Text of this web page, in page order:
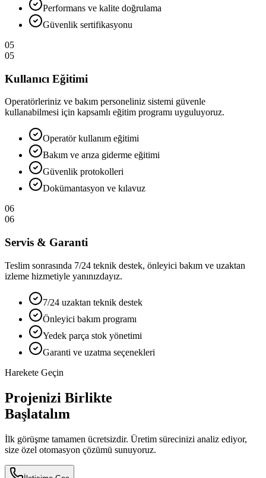
Performans ve kalite doğrulama
Güvenlik sertifikasyonu
05
05
Kullanıcı Eğitimi
Operatörleriniz ve bakım personeliniz sistemi güvenle
kullanabilmesi için kapsamlı eğitim programı uyguluyoruz.
Operatör kullanım eğitimi
Bakım ve arıza giderme eğitimi
Güvenlik protokolleri
Dokümantasyon ve kılavuz
06
06
Servis & Garanti
Teslim sonrasında 7/24 teknik destek, önleyici bakım ve uzaktan
izleme hizmetiyle yanınızdayız.
7/24 uzaktan teknik destek
Önleyici bakım programı
Yedek parça stok yönetimi
Garanti ve uzatma seçenekleri
Harekete Geçin
Projenizi Birlikte
Başlatalım
İlk görüşme tamamen ücretsizdir. Üretim sürecinizi analiz ediyor,
size özel otomasyon çözümü sunuyoruz.